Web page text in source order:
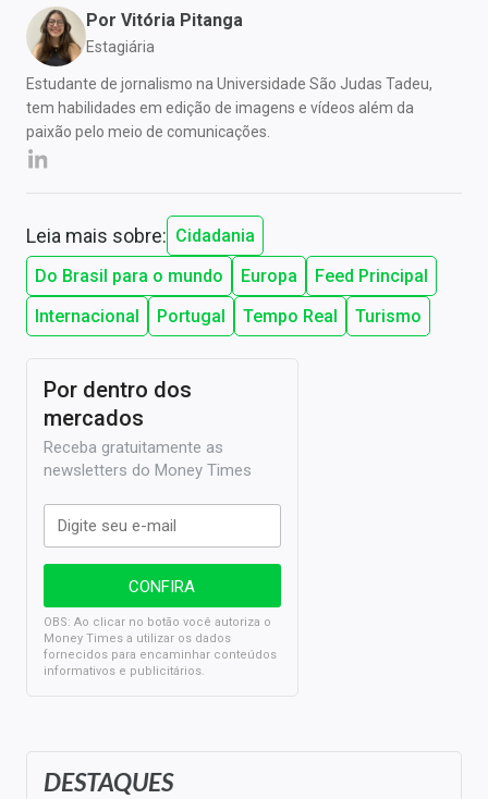
Por Vitória Pitanga
Estagiária
Estudante de jornalismo na Universidade São Judas Tadeu,
tem habilidades em edição de imagens e vídeos além da
paixão pelo meio de comunicações.
Leia mais sobre: Cidadania
Do Brasil para o mundo
Europa
Feed Principal
Internacional
Portugal Tempo Real Turismo
DESTAQUES
Por dentro dos
mercados
Receba gratuitamente as
newsletters do Money Times
OBS: Ao clicar no botão você autoriza o
Money Times a utilizar os dados
fornecidos para encaminhar conteúdos
informativos e publicitários.